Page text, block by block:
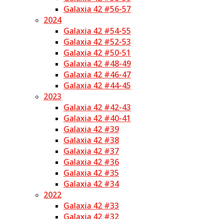
Galaxia 42 #56-57
2024
Galaxia 42 #54-55
Galaxia 42 #52-53
Galaxia 42 #50-51
Galaxia 42 #48-49
Galaxia 42 #46-47
Galaxia 42 #44-45
2023
Galaxia 42 #42-43
Galaxia 42 #40-41
Galaxia 42 #39
Galaxia 42 #38
Galaxia 42 #37
Galaxia 42 #36
Galaxia 42 #35
Galaxia 42 #34
2022
Galaxia 42 #33
Galaxia 42 #32